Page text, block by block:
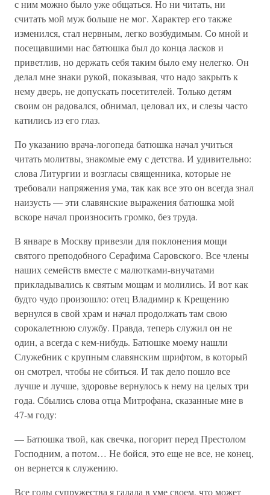
с ним можно было уже общаться. Но ни читать, ни
считать мой муж больше не мог. Характер его также
изменился, стал нервным, легко возбудимым. Со мной и
посещавшими нас батюшка был до конца ласков и
приветлив, но держать себя таким было ему нелегко. Он
делал мне знаки рукой, показывая, что надо закрыть к
нему дверь, не допускать посетителей. Только детям
своим он радовался, обнимал, целовал их, и слезы часто
катились из его глаз.
По указанию врача-логопеда батюшка начал учиться
читать молитвы, знакомые ему с детства. И удивительно:
слова Литургии и возгласы священника, которые не
требовали напряжения ума, так как все это он всегда знал
наизусть — эти славянские выражения батюшка мой
вскоре начал произносить громко, без труда.
В январе в Москву привезли для поклонения мощи
святого преподобного Серафима Саровского. Все члены
наших семейств вместе с малютками-внучатами
прикладывались к святым мощам и молились. И вот как
будто чудо произошло: отец Владимир к Крещению
вернулся в свой храм и начал продолжать там свою
сорокалетнюю службу. Правда, теперь служил он не
один, а всегда с кем-нибудь. Батюшке моему нашли
Служебник с крупным славянским шрифтом, в который
он смотрел, чтобы не сбиться. И так дело пошло все
лучше и лучше, здоровье вернулось к нему на целых три
года. Сбылись слова отца Митрофана, сказанные мне в
47-м году:
— Батюшка твой, как свечка, погорит перед Престолом
Господним, а потом… Не бойся, это еще не все, не конец,
он вернется к служению.
Все годы супружества я гадала в уме своем, что может